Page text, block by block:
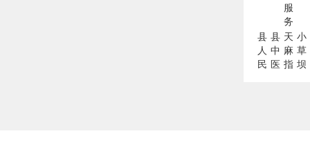
服
务
县
人
民
县
中
医
天
麻
指
小
草
坝